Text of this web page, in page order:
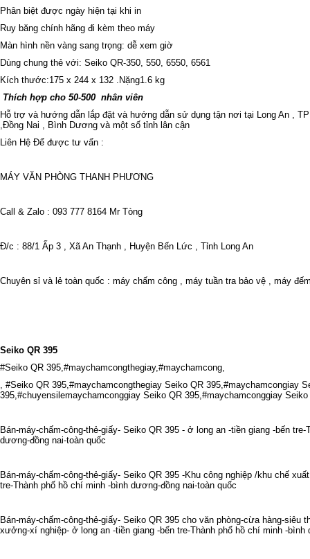
Phân biệt được ngày hiện tại khi in
Ruy băng chính hãng đi kèm theo máy
Màn hình nền vàng sang trọng: dễ xem giờ
Dùng chung thẻ với: Seiko QR-350, 550, 6550, 6561
Kích thước:175 x 244 x 132 .Nặng1.6 kg
Thích hợp cho 50-500 nhân viên
Hỗ trợ và hướng dẫn lắp đặt và hướng dẫn sử dụng tận nơi tại Long An ,
,Đồng Nai , Bình Dương và một số tỉnh lân cận
Liên Hệ Để được tư vấn :
MÁY VĂN PHÒNG THANH PHƯƠNG
Call & Zalo : 093 777 8164 Mr Tòng
Đ/c : 88/1 Ấp 3 , Xã An Thạnh , Huyện Bến Lức , Tỉnh Long An
Chuyên sỉ và lẻ toàn quốc : máy chấm công , máy tuần tra bảo vệ , máy
Seiko QR 395
#Seiko QR 395,#maychamcongthegiay,#maychamcong,
, #Seiko QR 395,#maychamcongthegiay Seiko QR 395,#maychamcongiay
395,#chuyensilemaychamconggiay Seiko QR 395,#maychamconggiay Seiko
Bán-máy-chấm-công-thẻ-giấy- Seiko QR 395 - ở long an -tiền giang -bến
dương-đồng nai-toàn quốc
Bán-máy-chấm-công-thẻ-giấy- Seiko QR 395 -Khu công nghiệp /khu chế
tre-Thành phố hồ chí minh -bình dương-đồng nai-toàn quốc
Bán-máy-chấm-công-thẻ-giấy- Seiko QR 395 cho văn phòng-cừa hàng-siêu
xưởng-xí nghiệp- ở long an -tiền giang -bến tre-Thành phố hồ chí minh -bình